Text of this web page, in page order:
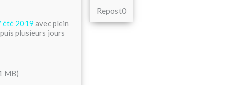
été 2019 avec plein
plusieurs jours
MB)
Repost0